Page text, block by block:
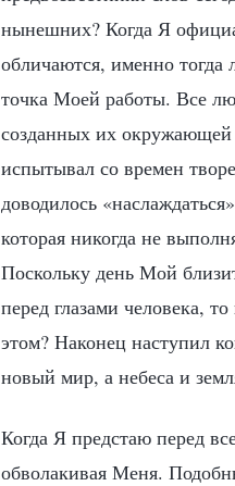
нынешних? Когда Я
обличаются, именно
точка Моей работы. Все
созданных их окружающей
испытывал со времен
доводилось
которая никогда не
Поскольку день Мой
перед глазами человека,
этом? Наконец наступил
новый мир, а небеса и
Когда Я предстаю перед
обволакивая Меня.